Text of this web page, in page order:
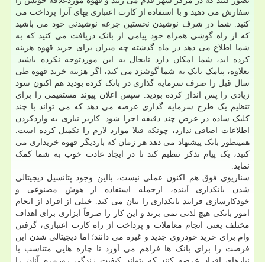
سفارش می دهید و با استفاده از کارت اعتباری بهای آنرا پرداخت می
کنید. شما در شرف نوشیدن نخستین جرعه نوشیدنی خود می باشید
که از راه گوشی همراه خود پیامی از بانک دریافت می کنید که به
شما اطلاع می دهد در ماه گذشته چه میزان برای خرید قهوه هزینه
کرده اید، شما امکان دارد تابحال به این موردتوجه نکرده باشید.
بعلاوه، پیامک بانک به شما گوشزد می کند، اگر هزینه خرید قهوه طی
سال قبل را صرف سرمایه گذاری در بانک کرده بودید هم اکنون سود
زیادی را پس انداز کرده بودید. سپس اعلان پیوند مستقیمی را برای
تنظیم یک طرح سرمایه گذاری عرضه می دهد که می تواند با چند
کلیک ساده در عرض چند دقیقه اجرا شود. کاربر نیازی به واردکردن
اطلاعات اضافی ندارد، چونکه قبلا موارد لازم را تکمیل کرده است.
همینطور بانک پیشنهاد می دهد هر زمان که باردیگر قهوه خریداری می
کنید، یک پیام تذکر تنظیم کند تا در ایجاد عادت خوب به شما کمک
نماید.
سناریوی فوق هم اکنون عملی نیست، بااین وجود پتانسیل دیجیتالی
شدن بانکداری آینده، ازجمله استفاده از هوش مصنوعی و
خودکارسازی فرایند بانکداری را بیان می کند. خیلی از افراد از انجام
امور بانکی هیچ لذتی نمی برند و این کار را صرفاً ابزاری برای اهداف
مختلف یعنی انجام معاملات و پرداخت از راه کارت اعتباری، گرفتن
وام برای خرید خودروی جدید و غیره می دانند؛ اما دیجیتالی شدن این
فرصت را برای بانک ها فراهم می آورد تا چاره هایی متناسب با